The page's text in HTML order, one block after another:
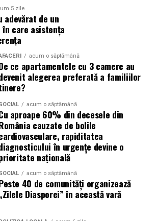
eficiente în contextul
asociate evenimentelor
de interesul public ridicat, de
și de teama utilizatorilor că ar putea
o oportunitate. Mesajele care anunță
acces limitat la o transmisie
premiu pot determina utilizatorii să
de a verifica sursa.
pe 19 iulie, iar specialiștii anticipează
frauduloase în perioada
mai utilizate pretexte se numără
biletele revândute, pariurile,
și falsele oferte de călătorie.
riscurilor tot mai complexe,
5 zile
adevărat de un
care asistența
acum o săptămână
ce apartamentele cu 3 camere au
alegerea preferată a familiilor
acum o săptămână
aproape 60% din decesele din
cauzate de bolile
rapiditatea
în urgențe devine o
națională
acum o săptămână
40 de comunități organizează
Diasporei” în această vară